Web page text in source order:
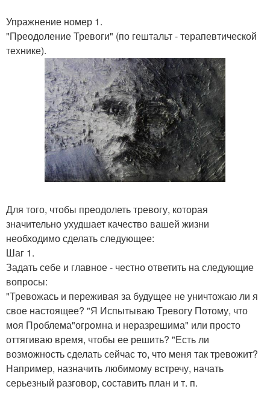
Упражнение номер 1.
"Преодоление Тревоги" (по гештальт - терапевтической
технике).
Для того, чтобы преодолеть тревогу, которая
значительно ухудшает качество вашей жизни
необходимо сделать следующее:
Шаг 1.
Задать себе и главное - честно ответить на следующие
вопросы:
"Тревожась и переживая за будущее не уничтожаю ли я
свое настоящее? "Я Испытываю Тревогу Потому, что
моя Проблема"огромна и неразрешима" или просто
оттягиваю время, чтобы ее решить? "Есть ли
возможность сделать сейчас то, что меня так тревожит?
Например, назначить любимому встречу, начать
серьезный разговор, составить план и т. п.